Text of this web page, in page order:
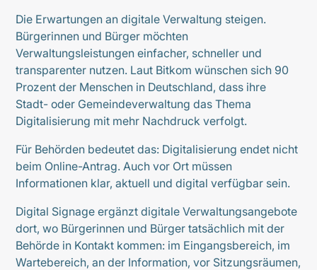
Die Erwartungen an digitale Verwaltung steigen.
Bürgerinnen und Bürger möchten
Verwaltungsleistungen einfacher, schneller und
transparenter nutzen. Laut Bitkom wünschen sich 90
Prozent der Menschen in Deutschland, dass ihre
Stadt- oder Gemeindeverwaltung das Thema
Digitalisierung mit mehr Nachdruck verfolgt.
Für Behörden bedeutet das: Digitalisierung endet nicht
beim Online-Antrag. Auch vor Ort müssen
Informationen klar, aktuell und digital verfügbar sein.
Digital Signage ergänzt digitale Verwaltungsangebote
dort, wo Bürgerinnen und Bürger tatsächlich mit der
Behörde in Kontakt kommen: im Eingangsbereich, im
Wartebereich, an der Information, vor Sitzungsräumen,